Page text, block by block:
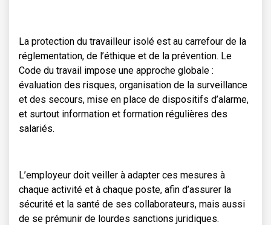
La protection du travailleur isolé est au carrefour de la
réglementation, de l’éthique et de la prévention. Le
Code du travail impose une approche globale :
évaluation des risques, organisation de la surveillance
et des secours, mise en place de dispositifs d’alarme,
et surtout information et formation régulières des
salariés.
L’employeur doit veiller à adapter ces mesures à
chaque activité et à chaque poste, afin d’assurer la
sécurité et la santé de ses collaborateurs, mais aussi
de se prémunir de lourdes sanctions juridiques.